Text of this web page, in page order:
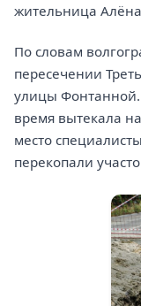
жительница
По словам
пересечении
улицы Фонтанной.
время вытекала
место
перекопали